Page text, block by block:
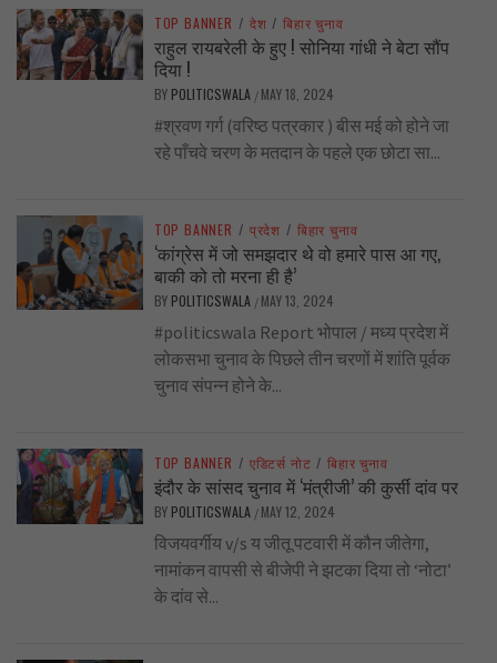
TOP BANNER / देश / बिहार चुनाव
राहुल रायबरेली के हुए ! सोनिया गांधी ने बेटा सौंप
दिया !
BY POLITICSWALA / MAY 18, 2024
#श्रवण गर्ग (वरिष्ठ पत्रकार ) बीस मई को होने जा
रहे पाँचवे चरण के मतदान के पहले एक छोटा सा...
TOP BANNER / प्रदेश / बिहार चुनाव
‘कांग्रेस में जो समझदार थे वो हमारे पास आ गए,
बाकी को तो मरना ही है’
BY POLITICSWALA / MAY 13, 2024
#politicswala Report भोपाल / मध्य प्रदेश में
लोकसभा चुनाव के पिछले तीन चरणों में शांति पूर्वक
चुनाव संपन्न होने के...
TOP BANNER / एडिटर्स नोट / बिहार चुनाव
इंदौर के सांसद चुनाव में ‘मंत्रीजी’ की कुर्सी दांव पर
BY POLITICSWALA / MAY 12, 2024
विजयवर्गीय v/s य जीतू पटवारी में कौन जीतेगा,
नामांकन वापसी से बीजेपी ने झटका दिया तो ‘नोटा’
के दांव से...